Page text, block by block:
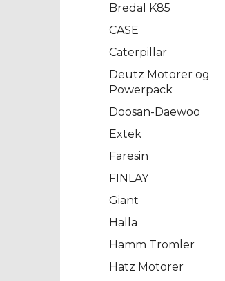
Bredal K85
CASE
Caterpillar
Deutz Motorer og
Powerpack
Doosan-Daewoo
Extek
Faresin
FINLAY
Giant
Halla
Hamm Tromler
Hatz Motorer